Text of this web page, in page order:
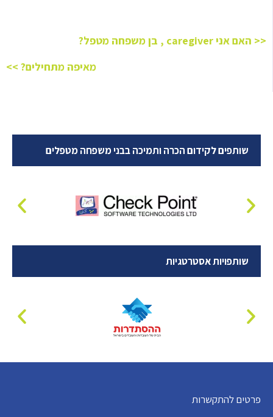
<< האם אני caregiver , בן משפחה מטפל?
מאיפה מתחילים? >>
שותפים לקידום הכרה ותמיכה בבני משפחה מטפלים
שותפויות אסטרטגיות
פרטים להתקשרות